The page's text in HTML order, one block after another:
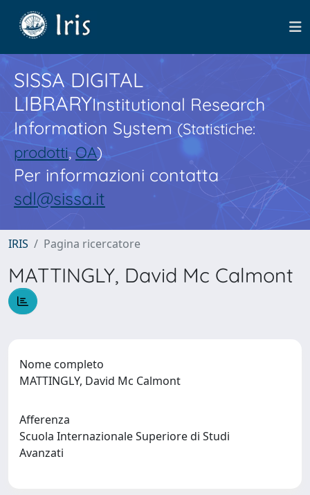
SISSA DIGITAL
LIBRARYInstitutional Research
Information System(Statistiche:
prodotti,OA)
Per informazioni contatta
sdl@sissa.it
IRIS Pagina ricercatore
MATTINGLY, David Mc Calmont
Nome completo
MATTINGLY, David Mc Calmont
Afferenza
Scuola Internazionale Superiore di Studi
Avanzati